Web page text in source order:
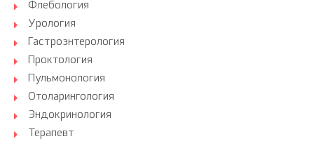
Флебология
Урология
Гастроэнтерология
Проктология
Пульмонология
Отоларингология
Эндокринология
Терапевт